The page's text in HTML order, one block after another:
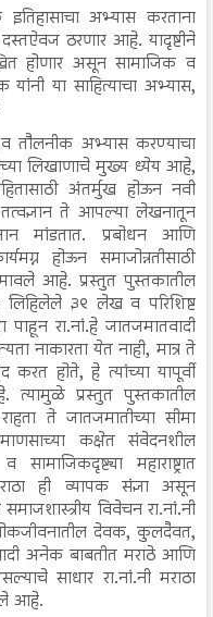
इतिहासाचा अभ्यास करताना
ठरणार आहे. यादृष्टीने
होणार असून सामाजिक व
या साहित्याचा अभ्यास,
व तौलनीक अभ्यास करण्याचा
लिखाणाचे मुख्य ध्येय आहे,
अंतर्मुख होऊन नवी
ते आपल्या लेखनातून
मांडतात. प्रबोधन आणि
होऊन समाजोन्नतीसाठी
आहे. प्रस्तुत पुस्तकातील
लिहिलेले ३९ लेख व परिशिष्ट
रा.नां.हे जातजमातवादी
नाकारता येत नाही, मात्र ते
होते, हे त्यांच्या यापूर्वी
त्यामुळे प्रस्तुत पुस्तकातील
ते जातजमातीच्या सीमा
कक्षेत संवेदनशील
महाराष्ट्रात
ही व्यापक संज्ञा असून
समाजशास्त्रीय विवेचन रा.नां.नी
देवक, कुलदैवत,
अनेक बाबतीत मराठे आणि
साधार रा.नां.नी मराठा
आहे.